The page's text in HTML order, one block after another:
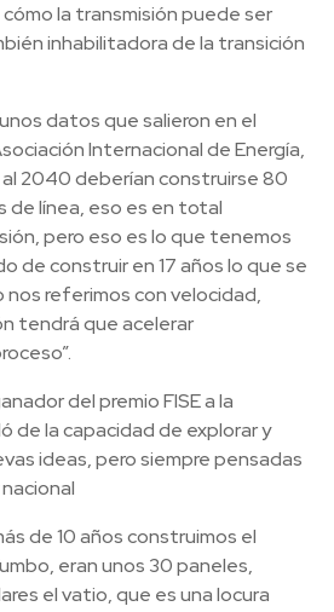
la transmisión puede ser
inhabilitadora de la transición
datos que salieron en el
Internacional de Energía,
2040 deberían construirse 80
de línea, eso es en total
pero eso es lo que tenemos
de construir en 17 años lo que se
nos referimos con velocidad,
tendrá que acelerar
del premio FISE a la
de la capacidad de explorar y
ideas, pero siempre pensadas
de 10 años construimos el
eran unos 30 paneles,
el vatio, que es una locura